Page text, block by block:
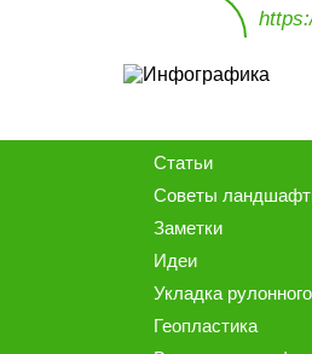
Статьи
Советы
Заметки
Идеи
Укладка
Геопластика